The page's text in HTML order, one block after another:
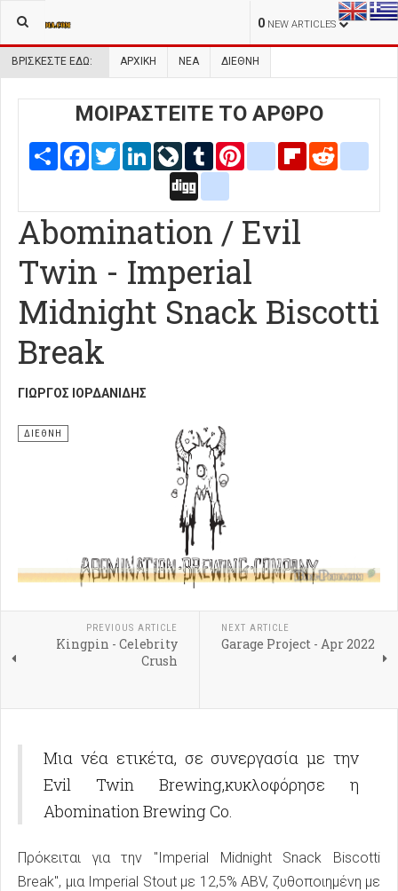
0 NEW ARTICLES
ΒΡΊΣΚΕΣΤΕ ΕΔΏ: ΑΡΧΙΚΉ ΝΕΑ ΔΙΕΘΝΗ
ΜΟΙΡΑΣΤΕΙΤΕ ΤΟ ΑΡΘΡΟ
Share FacebookTwitterLinkedInLiveJournal
Tumblr Pinterestblogger_post
Flipboard
Abomination / Evil
Twin - Imperial
Midnight Snack Biscotti
Break
ΓΙΏΡΓΟΣ ΙΟΡΔΑΝΊΔΗΣ
ΔΙΕΘΝΗ
PREVIOUS ARTICLE
Kingpin - Celebrity
Crush
NEXT ARTICLE
Garage Project - Apr 2022
Μια νέα ετικέτα, σε συνεργασία με την
Evil Twin Brewing,κυκλοφόρησε η
Abomination Brewing Co.
Πρόκειται για την "Imperial Midnight Snack Biscotti
Break", μια Imperial Stout με 12,5% ABV, ζυθοποιημένη με